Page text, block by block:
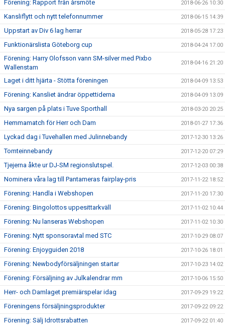
Förening: Rapport från årsmöte 2018-06-26 10:30
Kansliflytt och nytt telefonnummer 2018-06-15 14:39
Uppstart av Div 6 lag herrar 2018-05-28 17:23
Funktionärslista Göteborg cup 2018-04-24 17:00
Förening: Harry Olofsson vann SM-silver med Pixbo
Wallenstam
2018-04-16 21:20
Laget i ditt hjärta - Stötta föreningen 2018-04-09 13:53
Förening: Kansliet ändrar öppettiderna 2018-04-09 13:09
Nya sargen på plats i Tuve Sporthall 2018-03-20 20:25
Hemmamatch för Herr och Dam 2018-01-27 17:36
Lyckad dag i Tuvehallen med Julinnebandy 2017-12-30 13:26
Tomteinnebandy 2017-12-20 07:29
Tjejerna åkte ur DJ-SM regionslutspel. 2017-12-03 00:38
Nominera våra lag till Pantameras fairplay-pris 2017-11-22 18:52
Förening: Handla i Webshopen 2017-11-20 17:30
Förening: Bingolottos uppesittarkväll 2017-11-02 10:44
Förening: Nu lanseras Webshopen 2017-11-02 10:30
Förening: Nytt sponsoravtal med STC 2017-10-29 08:07
Förening: Enjoyguiden 2018 2017-10-26 18:01
Förening: Newbodyförsäljningen startar 2017-10-23 14:02
Förening: Försäljning av Julkalendrar mm 2017-10-06 15:50
Herr- och Damlaget premiärspelar idag 2017-09-29 19:22
Föreningens försäljningsprodukter 2017-09-22 09:22
Förening: Sälj Idrottsrabatten 2017-09-22 01:40